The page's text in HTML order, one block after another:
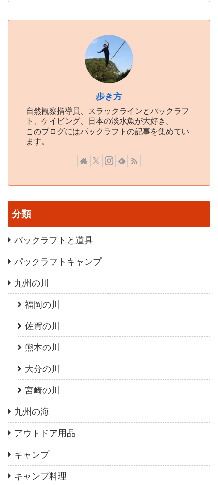
歩き方
自然観察指導員、スラックラインとパックラフ
ト、ケイビング、日本の淡水魚が大好き。
このブログにはパックラフトの記事を集めてい
ます。
分類
パックラフトと道具
パックラフトキャンプ
九州の川
福岡の川
佐賀の川
熊本の川
大分の川
宮崎の川
九州の海
アウトドア用品
キャンプ
キャンプ料理